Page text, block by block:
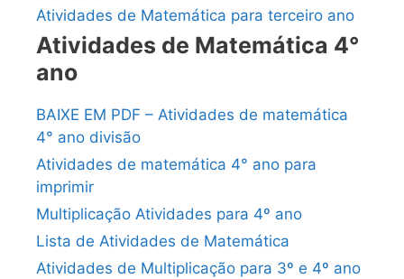
Atividades de Matemática para terceiro ano
Atividades de Matemática 4°
ano
BAIXE EM PDF – Atividades de matemática
4° ano divisão
Atividades de matemática 4° ano para
imprimir
Multiplicação Atividades para 4º ano
Lista de Atividades de Matemática
Atividades de Multiplicação para 3º e 4º ano